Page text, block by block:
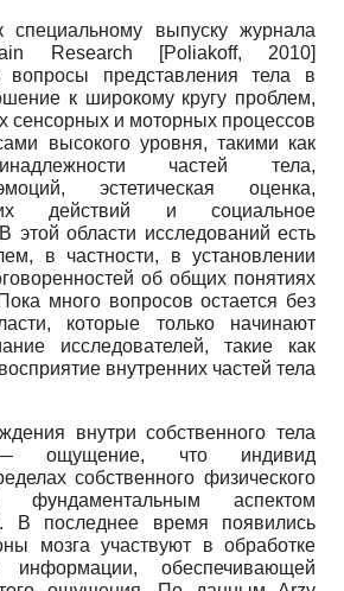
специальному выпуску журнала
Research
[Poliakoff, 2010]
вопросы представления тела в
к широкому кругу проблем,
сенсорных и моторных процессов
высокого уровня, такими как
частей тела,
эстетическая оценка,
действий и социальное
этой области исследований есть
в частности, в установлении
об общих понятиях
много вопросов остается без
которые только начинают
исследователей, такие как
внутренних частей тела
внутри собственного тела
— ощущение, что индивид
собственного физического
фундаментальным аспектом
В последнее время появились
мозга участвуют в обработке
информации, обеспечивающей